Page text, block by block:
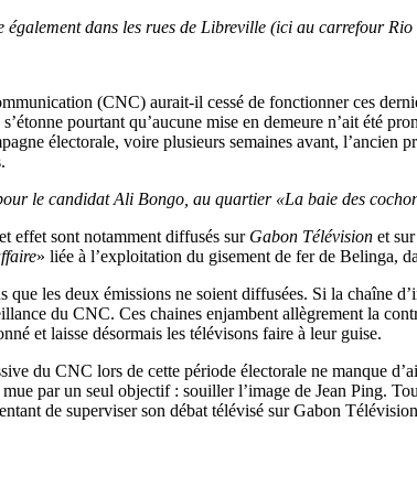
également dans les rues de Libreville (ici au carrefour
(CNC) aurait-il cessé de fonctionner ces
pourtant qu’aucune mise en demeure n’ait été
électorale, voire plusieurs semaines avant,
le candidat Ali Bongo, au quartier «La baie des
effet sont notamment diffusés sur Gabon Télévision et sur
» liée à l’exploitation du gisement de fer de Belinga,
que les deux émissions ne soient diffusées. Si la chaîne
du CNC. Ces chaines enjambent allègrement la
et laisse désormais les télévisons faire à leur guise.
du CNC lors de cette période électorale ne manque
par un seul objectif : souiller l’image de Jean Ping.
de superviser son débat télévisé sur Gabon